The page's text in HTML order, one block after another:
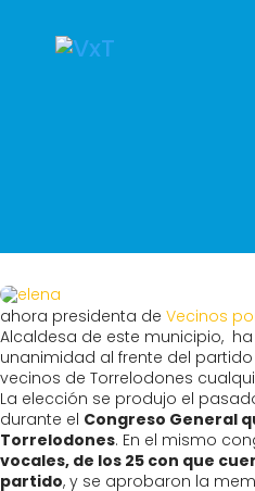
ahora presidenta de Vecinos
Alcaldesa de este municipio,
unanimidad al frente del
vecinos de Torrelodones
La elección se produjo el
durante el Congreso General
Torrelodones. En el mismo
vocales, de los 25 con que
partido, y se aprobaron la